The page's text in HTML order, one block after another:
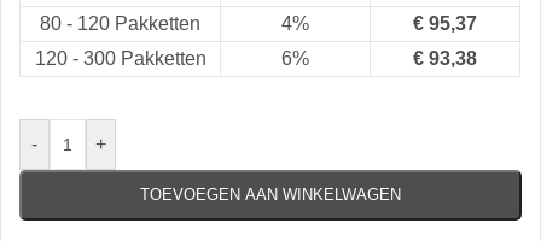
80 - 120 Pakketten 4% € 95,37
120 - 300 Pakketten 6% € 93,38
- +
TOEVOEGEN AAN WINKELWAGEN